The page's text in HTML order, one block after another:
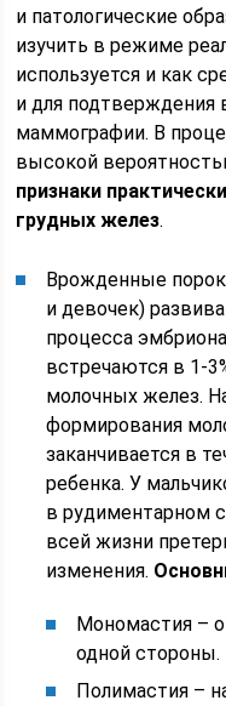
и патологические
изучить в режиме
используется и как
и для подтверждения
маммографии. В
высокой
признаки
грудных желез.
Врожденные
и девочек)
процесса
встречаются в 1-
молочных желез.
формирования
заканчивается в
ребенка. У
в рудиментарном
всей жизни
изменения.
Мономастия –
одной стороны.
Полимастия –